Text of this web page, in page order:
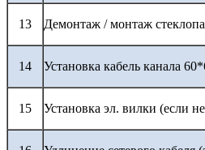
13 Демонтаж / монтаж
14 Установка кабель канала
15 Установка эл. вилки (если